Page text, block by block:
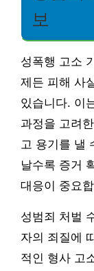
보
성폭행 고소
제든 피해 사
있습니다. 이
과정을 고려
고 용기를 낼
날수록 증거
대응이 중요
성범죄 처벌
자의 죄질에
적인 형사 고